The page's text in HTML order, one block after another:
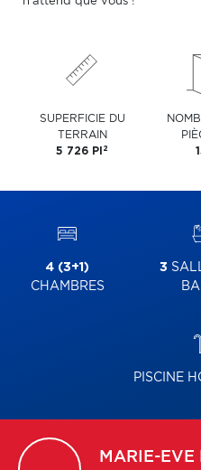
SUPERFICIE DU
TERRAIN
5 726 PI 2
4 (3+1)
CHAMBRES
3
PISCINE
MARIE-EVE